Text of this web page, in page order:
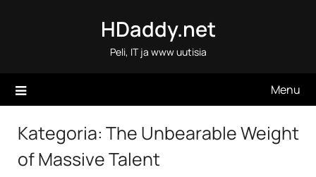
HDaddy.net
Peli, IT ja www uutisia
Menu
Kategoria: The Unbearable Weight
of Massive Talent